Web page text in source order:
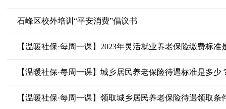
石峰区校外培训“平安消费”倡议书
【温暖社保·每周一课】领取城乡居民养老保险待遇领取条